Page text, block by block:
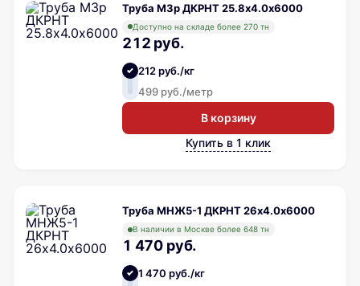
Труба М3р ДКРНТ 25.8х4.0х6000
Доступно на складе более 270 тн
212 руб.
212 руб./кг
499 руб./метр
В корзину
Купить в 1 клик
Труба МНЖ5-1 ДКРНТ 26х4.0х6000
В наличии в Москве более 648 тн
1 470 руб.
1 470 руб./кг